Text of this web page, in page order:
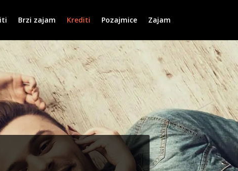
Brzi zajam Krediti Pozajmice Zajam